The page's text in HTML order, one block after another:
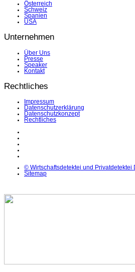
Österreich
Schweiz
Spanien
USA
Unternehmen
Über Uns
Presse
Speaker
Kontakt
Rechtliches
Impressum
Datenschutzerklärung
Datenschutzkonzept
Rechtliches
© Wirtschaftsdetektei und Privatdetektei
Sitemap